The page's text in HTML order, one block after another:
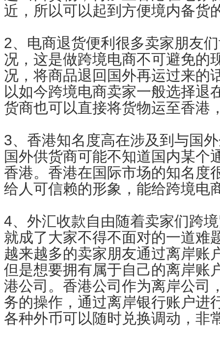
近，所以可以起到方便境内备货
2、电商退货便利很多卖家朋友
况，这是做跨境电商不可避免的
况，将商品退回国外再运过来的
以如今跨境电商卖家一般选择退
货商也可以直接将货物运至香港
3、香港知名度高在涉及到与国
国外供货商可能不知道国内某个
香港。香港在国际市场的知名度
给人可信赖的形象，能给跨境电
4、外汇收款自由随着卖家们跨
就成了大家不得不面对的一道难
越来越多的卖家朋友通过离岸账
但是想要拥有属于自己的离岸账
港公司。香港公司作为离岸公司
务的操作，通过离岸银行账户进
各种外币可以随时兑换调动，非